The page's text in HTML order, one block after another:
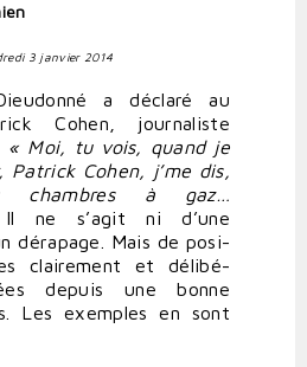
3 janvier 2014
a déclaré au
Cohen, jour­na­liste
« Moi, tu vois, quand je
Patrick Cohen, j’me dis,
à gaz…
ne s’agit ni d’une
dérapage. Mais de posi­
clai­rement et déli­bé­
depuis une bonne
Les exemples en sont